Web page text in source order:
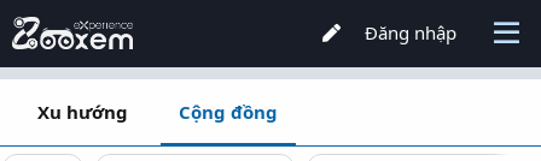
Đăng nhập
Xu hướng Cộng đồng